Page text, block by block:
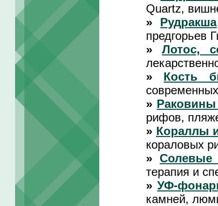
Quartz,
»
Рудракша
предгорьев
»
Лотос,
»
Кость
»
рифов,
» Кораллы
кораловых
»
терапия и
» УФ-
камней,